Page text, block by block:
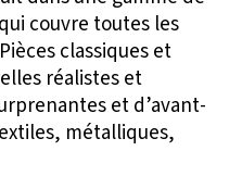
couvre toutes les
classiques et
réalistes et
et d’avant-
métalliques,